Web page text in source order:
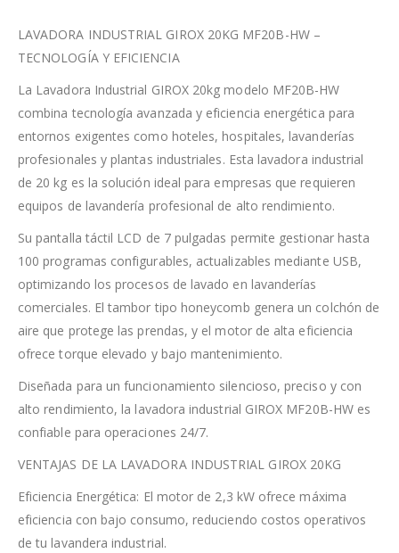
LAVADORA INDUSTRIAL GIROX 20KG MF20B-HW –
TECNOLOGÍA Y EFICIENCIA
La Lavadora Industrial GIROX 20kg modelo MF20B-HW
combina tecnología avanzada y eficiencia energética para
entornos exigentes como hoteles, hospitales, lavanderías
profesionales y plantas industriales. Esta lavadora industrial
de 20 kg es la solución ideal para empresas que requieren
equipos de lavandería profesional de alto rendimiento.
Su pantalla táctil LCD de 7 pulgadas permite gestionar hasta
100 programas configurables, actualizables mediante USB,
optimizando los procesos de lavado en lavanderías
comerciales. El tambor tipo honeycomb genera un colchón de
aire que protege las prendas, y el motor de alta eficiencia
ofrece torque elevado y bajo mantenimiento.
Diseñada para un funcionamiento silencioso, preciso y con
alto rendimiento, la lavadora industrial GIROX MF20B-HW es
confiable para operaciones 24/7.
VENTAJAS DE LA LAVADORA INDUSTRIAL GIROX 20KG
Eficiencia Energética: El motor de 2,3 kW ofrece máxima
eficiencia con bajo consumo, reduciendo costos operativos
de tu lavandera industrial.